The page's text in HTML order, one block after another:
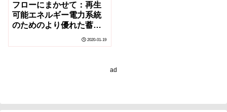
フローにまかせて：再生
可能エネルギー電力系統
のためのより優れた蓄電
2020-01-19
ad